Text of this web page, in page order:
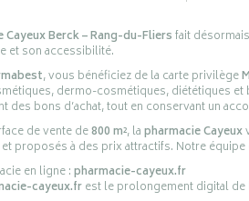
Cayeux Berck – Rang-du-Fliersfait
et son accessibilité.
, vous bénéficiez de la carte privilège
dermo-cosmétiques, diététiques
des bons d’achat, tout en conservant un
de vente de800 m², lapharmacie Cayeux
proposés à des prix attractifs. Notre
en ligne :pharmacie-cayeux.fr
cayeux.frest le prolongement digital de